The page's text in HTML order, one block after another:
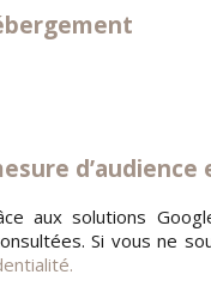
d’audience
aux solutions
Si vous ne
.